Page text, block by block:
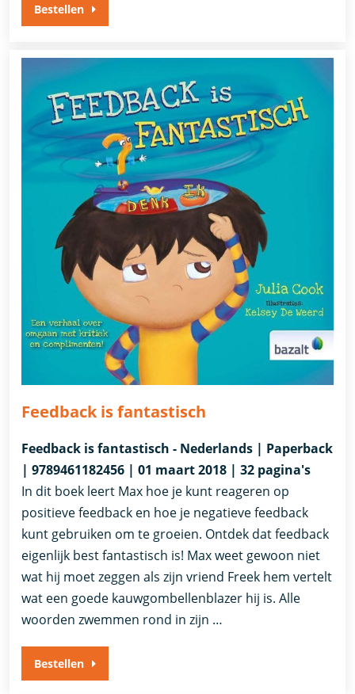
Bestellen
Feedback is fantastisch
Feedback is fantastisch - Nederlands | Paperback
| 9789461182456 | 01 maart 2018 | 32 pagina's
In dit boek leert Max hoe je kunt reageren op
positieve feedback en hoe je negatieve feedback
kunt gebruiken om te groeien. Ontdek dat feedback
eigenlijk best fantastisch is! Max weet gewoon niet
wat hij moet zeggen als zijn vriend Freek hem vertelt
wat een goede kauwgombellenblazer hij is. Alle
woorden zwemmen rond in zijn …
Bestellen